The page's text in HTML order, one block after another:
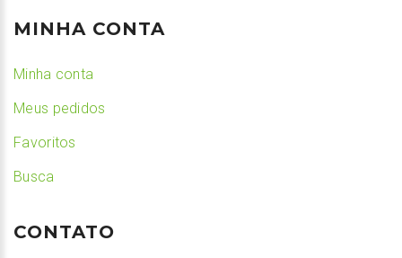
MINHA CONTA
Minha conta
Meus pedidos
Favoritos
Busca
CONTATO